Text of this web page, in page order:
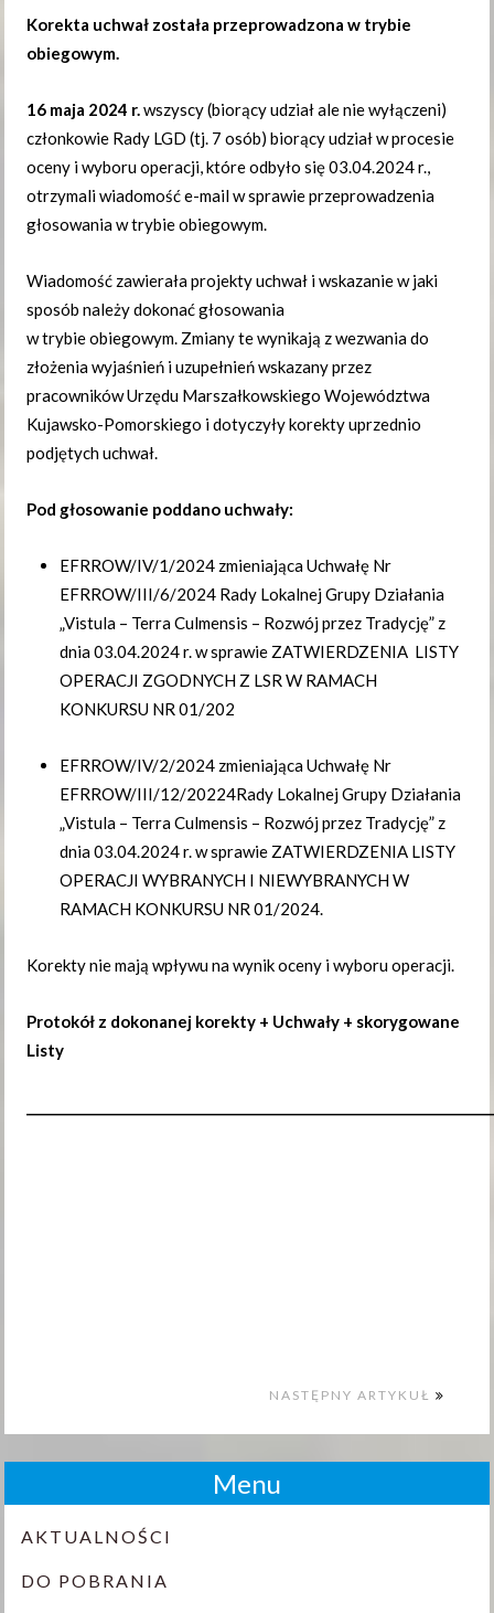
Korekta uchwał została przeprowadzona w trybie
obiegowym.
16 maja 2024 r.wszyscy (biorący udział ale nie wyłączeni)
członkowie Rady LGD (tj. 7 osób) biorący udział w procesie
oceny i wyboru operacji, które odbyło się 03.04.2024 r.,
otrzymali wiadomość e-mail w sprawie przeprowadzenia
głosowania w trybie obiegowym.
Wiadomość zawierała projekty uchwał i wskazanie w jaki
sposób należy dokonać głosowania
w trybie obiegowym. Zmiany te wynikają z wezwania do
złożenia wyjaśnień i uzupełnień wskazany przez
pracowników Urzędu Marszałkowskiego Województwa
Kujawsko-Pomorskiego i dotyczyły korekty uprzednio
podjętych uchwał.
Pod głosowanie poddano uchwały:
EFRROW/IV/1/2024 zmieniająca Uchwałę Nr
EFRROW/III/6/2024 Rady Lokalnej Grupy Działania
„Vistula – Terra Culmensis – Rozwój przez Tradycję” z
dnia 03.04.2024 r. w sprawie ZATWIERDZENIA LISTY
OPERACJI ZGODNYCH Z LSR W RAMACH
KONKURSU NR 01/202
EFRROW/IV/2/2024 zmieniająca Uchwałę Nr
EFRROW/III/12/20224Rady Lokalnej Grupy Działania
„Vistula – Terra Culmensis – Rozwój przez Tradycję” z
dnia 03.04.2024 r. w sprawie ZATWIERDZENIA LISTY
OPERACJI WYBRANYCH I NIEWYBRANYCH W
RAMACH KONKURSU NR 01/2024.
Korekty nie mają wpływu na wynik oceny i wyboru operacji.
Protokół z dokonanej korekty + Uchwały + skorygowane
Listy
NASTĘPNY ARTYKUŁ
Menu
AKTUALNOŚCI
DO POBRANIA